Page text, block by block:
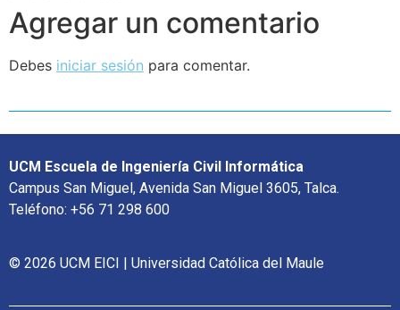
Agregar un comentario
Debes iniciar sesión para comentar.
UCM Escuela de Ingeniería Civil Informática
Campus San Miguel, Avenida San Miguel 3605, Talca.
Teléfono: +56 71 298 600
© 2026 UCM EICI | Universidad Católica del Maule